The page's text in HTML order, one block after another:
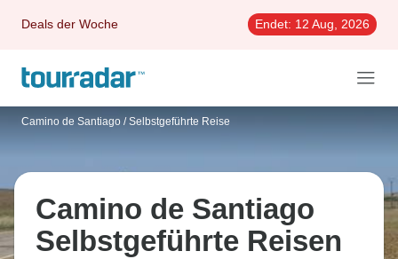
Deals der Woche Endet: 12 Aug, 2026
Camino de Santiago / Selbstgeführte Reise
Camino de Santiago
Selbstgeführte Reisen